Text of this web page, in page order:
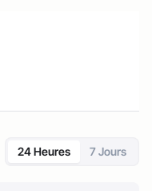
24 Heures 7 Jours